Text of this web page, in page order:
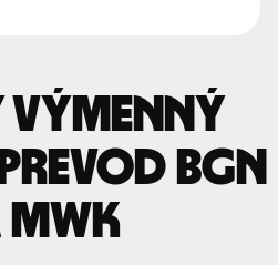
výmenný
BGN
MWK